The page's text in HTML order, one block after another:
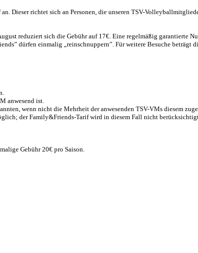
Dieser richtet sich an Personen, die unseren TSV-
reduziert sich die Gebühr auf 17€. Eine regelmäßig garantierte
dürfen einmalig „reinschnuppern”. Für weitere Besuche
anwesend ist.
wenn nicht die Mehrheit der anwesenden TSV-VMs diesem
der Family&Friends-Tarif wird in diesem Fall nicht
Gebühr 20€ pro Saison.